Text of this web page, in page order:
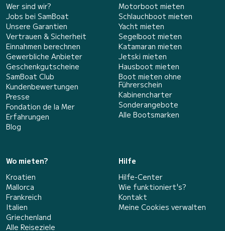
Wer sind wir?
Jobs bei SamBoat
Unsere Garantien
Vertrauen & Sicherheit
Einnahmen berechnen
Gewerbliche Anbieter
Geschenkgutscheine
SamBoat Club
Kundenbewertungen
Presse
Fondation de la Mer
Erfahrungen
Blog
Motorboot mieten
Schlauchboot mieten
Yacht mieten
Segelboot mieten
Katamaran mieten
Jetski mieten
Hausboot mieten
Boot mieten ohne
Führerschein
Kabinencharter
Sonderangebote
Alle Bootsmarken
Wo mieten?
Kroatien
Mallorca
Frankreich
Italien
Griechenland
Alle Reiseziele
Hilfe
Hilfe-Center
Wie funktioniert's?
Kontakt
Meine Cookies verwalten